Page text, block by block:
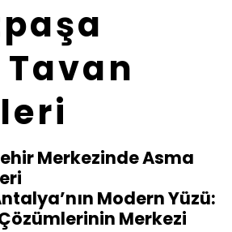
Merkezinde Asma
Modern Yüzü:
Merkezi